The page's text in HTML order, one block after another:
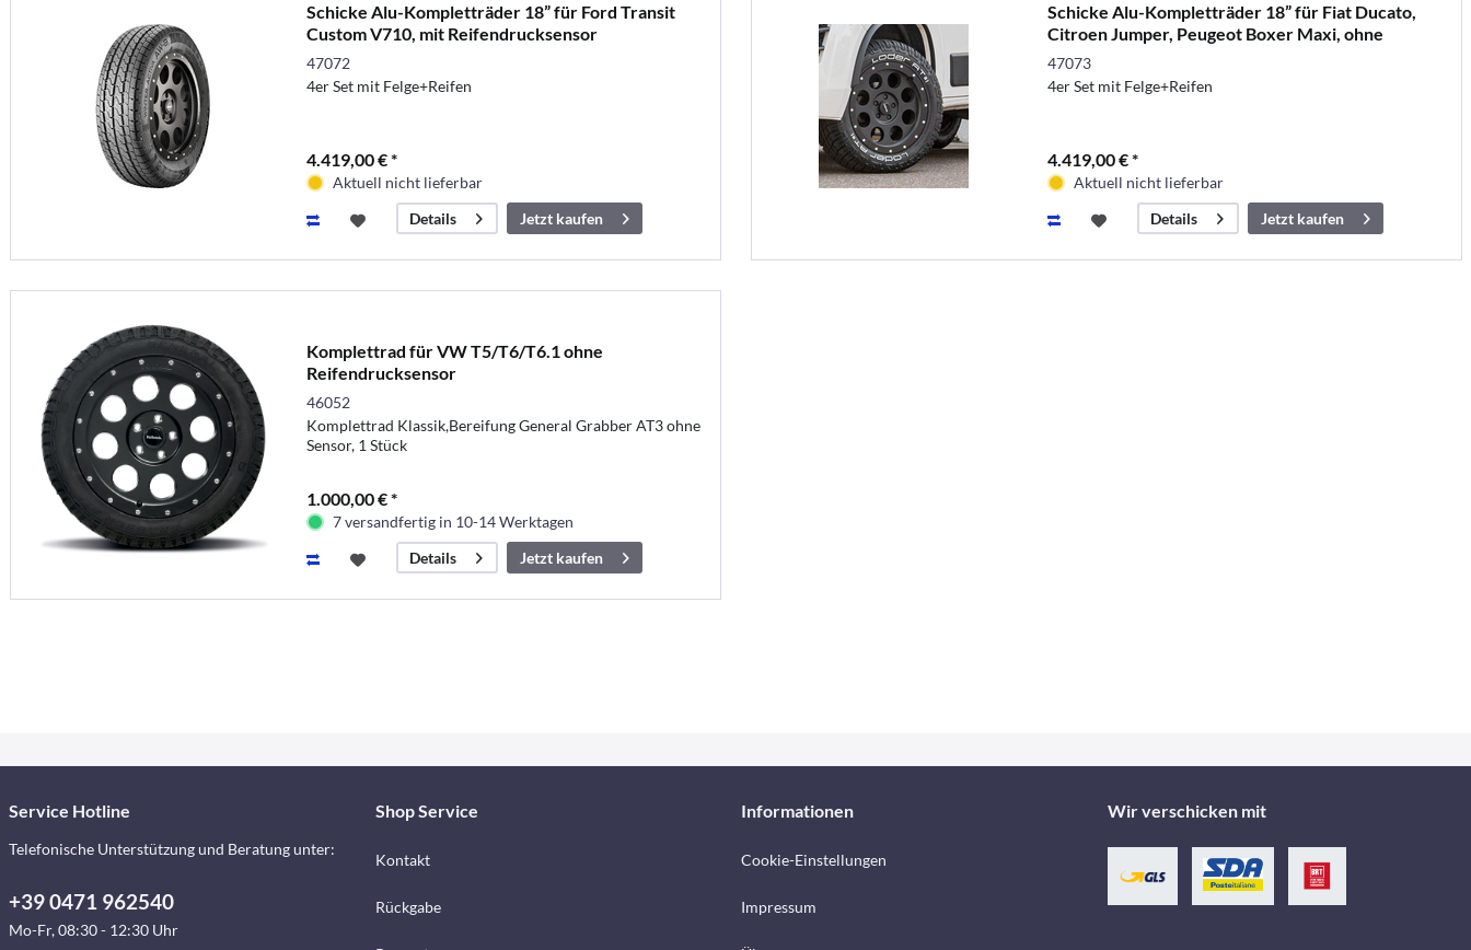
Schicke Alu-Kompletträder 18” für Ford Transit
Custom V710, mit Reifendrucksensor
47072
4er Set mit Felge+Reifen
4.419,00 € *
Aktuell nicht lieferbar
Details
Jetzt kaufen
Schicke Alu-Kompletträder 18” für Fiat Ducato,
Citroen Jumper, Peugeot Boxer Maxi, ohne
Reifendrucks
47073
4er Set mit Felge+Reifen
4.419,00 € *
Aktuell nicht lieferbar
Details
Jetzt kaufen
Komplettrad für VW T5/T6/T6.1 ohne
Reifendrucksensor
46052
Komplettrad Klassik,Bereifung General Grabber AT3 ohne
Sensor, 1 Stück
1.000,00 € *
7 versandfertig in 10-14 Werktagen
Details
Jetzt kaufen
Service Hotline
Telefonische Unterstützung und Beratung unter:
+39 0471 962540
Mo-Fr, 08:30 - 12:30 Uhr
Shop Service
Kontakt
Rückgabe
Informationen
Cookie-Einstellungen
Impressum
Wir verschicken mit